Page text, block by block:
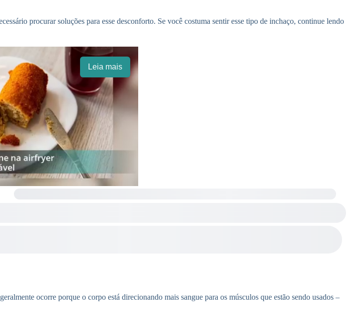
procurar soluções para esse desconforto. Se você costuma sentir esse tipo de inchaço, continue lendo
Leia mais
ocorre porque o corpo está direcionando mais sangue para os músculos que estão sendo usados –